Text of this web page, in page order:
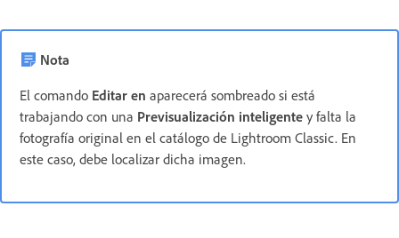
Nota
El comando Editar en aparecerá sombreado si está
trabajando con una Previsualización inteligente y falta la
fotografía original en el catálogo de Lightroom Classic. En
este caso, debe localizar dicha imagen.